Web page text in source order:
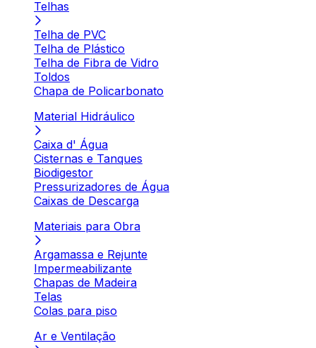
Telhas
Telha de PVC
Telha de Plástico
Telha de Fibra de Vidro
Toldos
Chapa de Policarbonato
Material Hidráulico
Caixa d' Água
Cisternas e Tanques
Biodigestor
Pressurizadores de Água
Caixas de Descarga
Materiais para Obra
Argamassa e Rejunte
Impermeabilizante
Chapas de Madeira
Telas
Colas para piso
Ar e Ventilação